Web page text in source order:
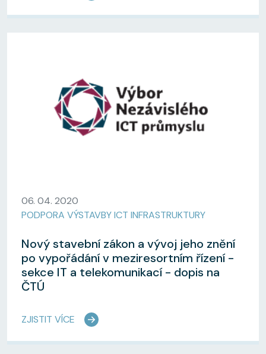
06. 04. 2020
PODPORA VÝSTAVBY ICT INFRASTRUKTURY
Nový stavební zákon a vývoj jeho znění
po vypořádání v meziresortním řízení -
sekce IT a telekomunikací - dopis na
ČTÚ
ZJISTIT VÍCE